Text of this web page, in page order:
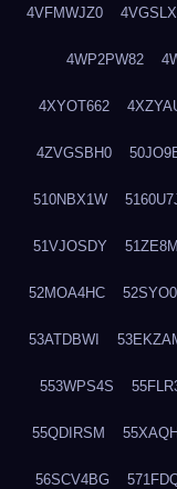
4VFMWJZ0
4WP2PW82
4XYOT662
4ZVGSBH0
510NBX1W
51VJOSDY
52MOA4HC
53ATDBWI
553WPS4S
55QDIRSM
56SCV4BG